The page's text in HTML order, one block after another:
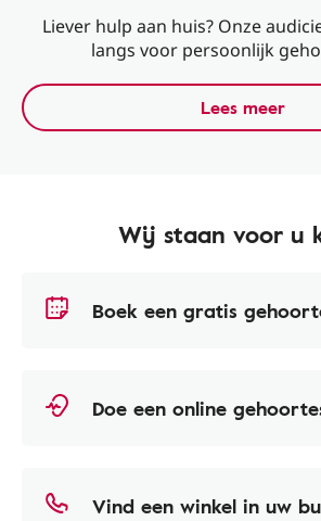
Liever hulp aan huis? Onze
langs voor persoonlijk
Lees meer
Wij staan voor u
Boek een gratis
Doe een online
Vind een winkel in uw